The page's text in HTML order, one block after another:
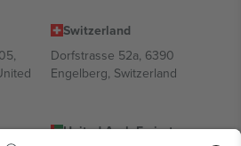
Switzerland
Dorfstrasse 52a, 6390
Engelberg, Switzerland
United Arab Emirates